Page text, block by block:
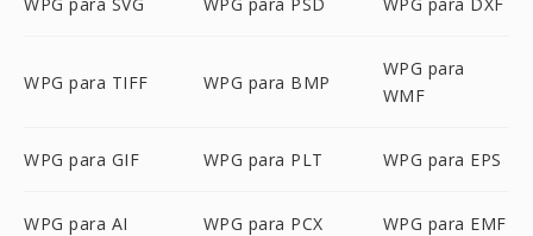
WPG para TIFF WPG para BMP
WPG para
WMF
WPG para GIF WPG para PLT WPG para EPS
WPG para AI WPG para PCX WPG para EMF